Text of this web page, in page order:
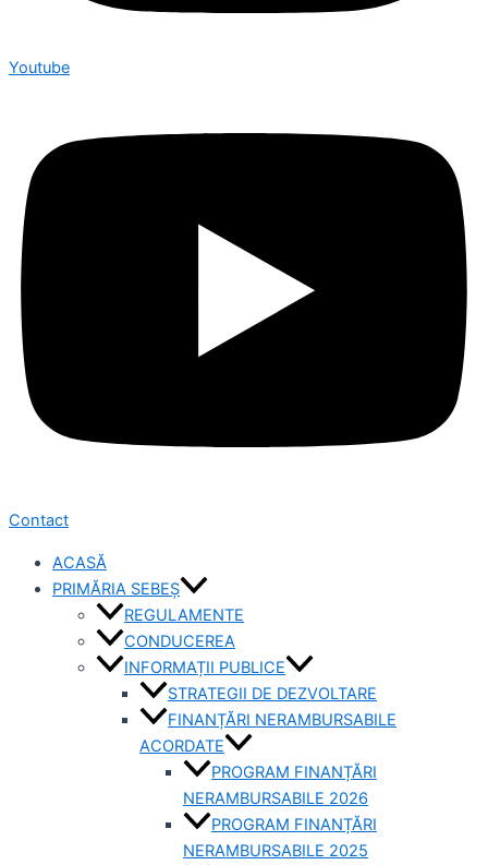
Youtube
Contact
ACASĂ
PRIMĂRIA SEBEȘ
REGULAMENTE
CONDUCEREA
INFORMAȚII PUBLICE
STRATEGII DE DEZVOLTARE
FINANȚĂRI NERAMBURSABILE
ACORDATE
PROGRAM FINANȚĂRI
NERAMBURSABILE 2026
PROGRAM FINANȚĂRI
NERAMBURSABILE 2025